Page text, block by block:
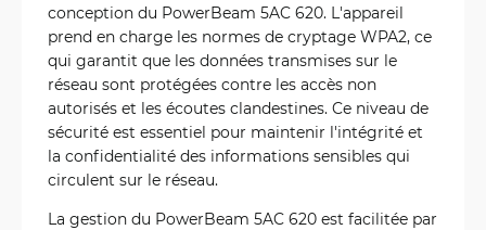
conception du PowerBeam 5AC 620. L'appareil
prend en charge les normes de cryptage WPA2, ce
qui garantit que les données transmises sur le
réseau sont protégées contre les accès non
autorisés et les écoutes clandestines. Ce niveau de
sécurité est essentiel pour maintenir l'intégrité et
la confidentialité des informations sensibles qui
circulent sur le réseau.
La gestion du PowerBeam 5AC 620 est facilitée par